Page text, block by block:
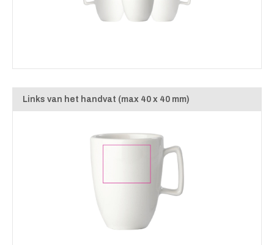
Links van het handvat (max 40 x 40 mm)